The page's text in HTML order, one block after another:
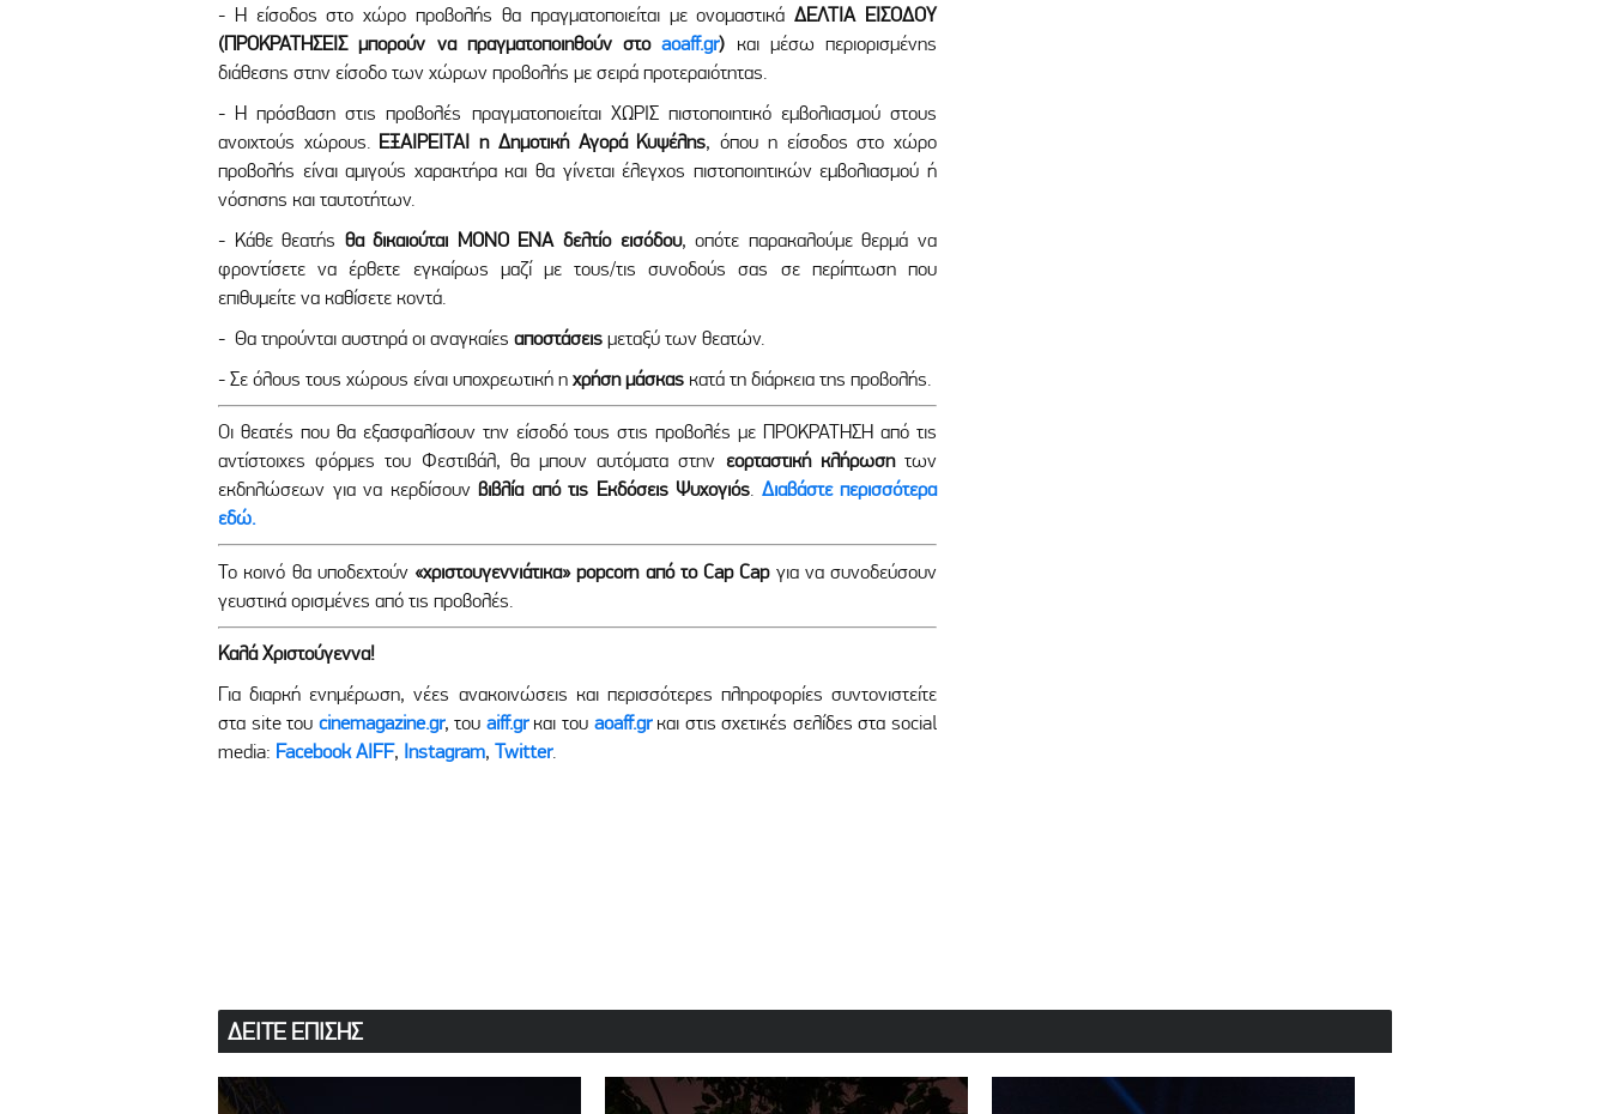
- Η είσοδος στο χώρο προβολής θα πραγματοποιείται με ονομαστικάΔΕΛΤΙΑ ΕΙΣΟΔΟΥ
(ΠΡΟΚΡΑΤΗΣΕΙΣ μπορούν να πραγματοποιηθούν στοaoaff.gr) και μέσω περιορισμένης
διάθεσης στην είσοδο των χώρων προβολής με σειρά προτεραιότητας.
- Η πρόσβαση στις προβολές πραγματοποιείται ΧΩΡΙΣ πιστοποιητικό εμβολιασμού στους
ανοιχτούς χώρους. ΕΞΑΙΡΕΙΤΑΙ η Δημοτική Αγορά Κυψέλης, όπου η είσοδος στο χώρο
προβολής είναι αμιγούς χαρακτήρα και θα γίνεται έλεγχος πιστοποιητικών εμβολιασμού ή
νόσησης και ταυτοτήτων.
- Κάθε θεατής θα δικαιούται ΜΟΝΟ ΕΝΑ δελτίο εισόδου, οπότε παρακαλούμε θερμά να
φροντίσετε να έρθετε εγκαίρως μαζί με τους/τις συνοδούς σας σε περίπτωση που
επιθυμείτε να καθίσετε κοντά.
- Θα τηρούνται αυστηρά οι αναγκαίες αποστάσεις μεταξύ των θεατών.
- Σε όλους τους χώρους είναι υποχρεωτική η χρήση μάσκας κατά τη διάρκεια της προβολής.
Oι θεατές που θα εξασφαλίσουν την είσοδό τους στις προβολές με ΠΡΟΚΡΑΤΗΣΗ από τις
αντίστοιχες φόρμες του Φεστιβάλ, θα μπουν αυτόματα στην εορταστική κλήρωσητων
εκδηλώσεων για να κερδίσουν βιβλία από τις Εκδόσεις Ψυχογιός. Διαβάστε περισσότερα
εδώ.
Το κοινό θα υποδεχτούν «χριστουγεννιάτικα» popcorn από το Cap Capγια να συνοδεύσουν
γευστικά ορισμένες από τις προβολές.
Καλά Χριστούγεννα!
Για διαρκή ενημέρωση, νέες ανακοινώσεις και περισσότερες πληροφορίες συντονιστείτε
στα site του cinemagazine.gr, του aiff.grκαι του aoaff.grκαι στις σχετικές σελίδες στα social
media: Facebook AIFF, Instagram, Twitter.
ΔΕΙΤΕ ΕΠΙΣΗΣ